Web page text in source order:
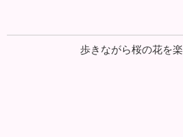
歩きながら桜の花を楽